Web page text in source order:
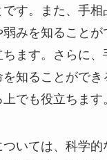
す。また、手相
みを知ることが
ます。さらに、
知ることがで
でも役立ちます
いては、科学的